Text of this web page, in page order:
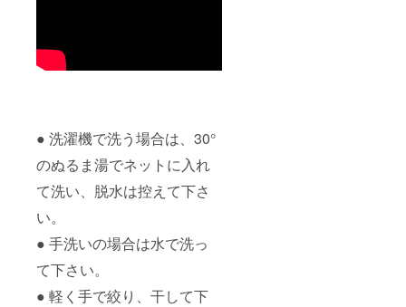
● 洗濯機で洗う場合は、30°
のぬるま湯でネットに入れ
て洗い、脱水は控えて下さ
い。
● 手洗いの場合は水で洗っ
て下さい。
● 軽く手で絞り、干して下